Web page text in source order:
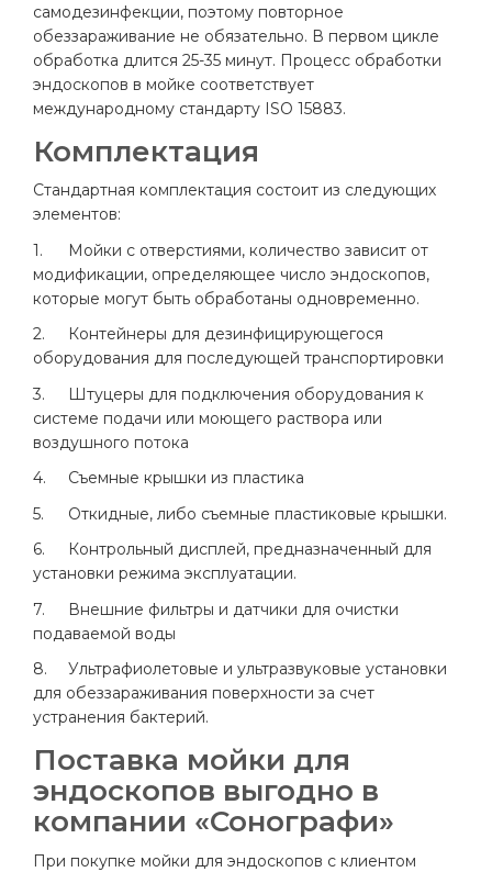
самодезинфекции, поэтому повторное
обеззараживание не обязательно. В первом цикле
обработка длится 25-35 минут. Процесс обработки
эндоскопов в мойке соответствует
международному стандарту ISO 15883.
Комплектация
Стандартная комплектация состоит из следующих
элементов:
1.
Мойки с отверстиями, количество зависит от
модификации, определяющее число эндоскопов,
которые могут быть обработаны одновременно.
2.
Контейнеры для дезинфицирующегося
оборудования для последующей транспортировки
3.
Штуцеры для подключения оборудования к
системе подачи или моющего раствора или
воздушного потока
4.
Съемные крышки из пластика
5.
Откидные, либо съемные пластиковые крышки.
6.
Контрольный дисплей, предназначенный для
установки режима эксплуатации.
7.
Внешние фильтры и датчики для очистки
подаваемой воды
8.
Ультрафиолетовые и ультразвуковые установки
для обеззараживания поверхности за счет
устранения бактерий.
Поставка мойки для
эндоскопов выгодно в
компании «Сонографи»
При покупке мойки для эндоскопов с клиентом